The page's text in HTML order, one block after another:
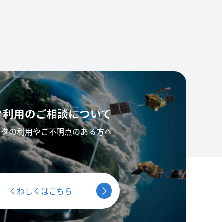
用のご相談について
の利用やご不明点のある方へ
くわしくはこちら